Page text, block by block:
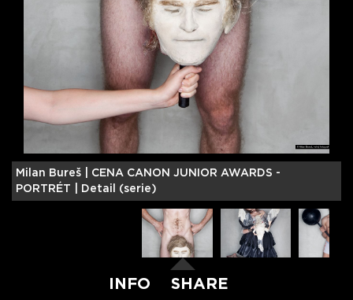
Milan Bureš | CENA CANON JUNIOR AWARDS -
PORTRÉT | Detail (serie)
INFO SHARE